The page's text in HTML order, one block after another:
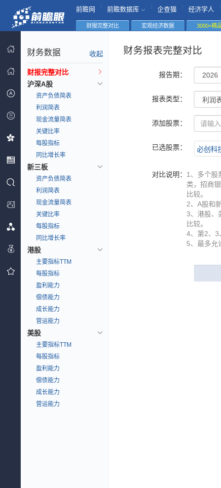
前瞻网 前瞻数据库 企查猫 经济学人
财报完整对比 宏观经济数据 3000+精
财务数据 收起
财报完整对比
沪深A股
资产负债简表
利润简表
现金流量简表
关键比率
每股指标
同比增长率
新三板
资产负债简表
利润简表
现金流量简表
关键比率
每股指标
同比增长率
港股
主要指标TTM
每股指标
盈利能力
偿债能力
成长能力
营运能力
美股
主要指标TTM
每股指标
盈利能力
偿债能力
成长能力
营运能力
财务报表完整对比
报告期：
报表类型：
添加股票：
已选股票： 必创科
对比说明： 1、多个股
类，招商
比较。
2、A股和
3、港股、
比较。
4、第2、3
5、最多允